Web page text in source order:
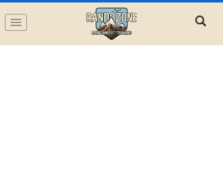
Navigation